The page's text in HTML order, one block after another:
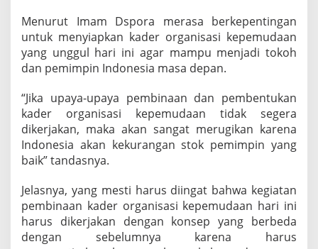
Menurut Imam Dspora merasa berkepentingan
untuk menyiapkan kader organisasi kepemudaan
yang unggul hari ini agar mampu menjadi tokoh
dan pemimpin Indonesia masa depan.
“Jika upaya-upaya pembinaan dan pembentukan
kader organisasi kepemudaan tidak segera
dikerjakan, maka akan sangat merugikan karena
Indonesia akan kekurangan stok pemimpin yang
baik” tandasnya.
Jelasnya, yang mesti harus diingat bahwa kegiatan
pembinaan kader organisasi kepemudaan hari ini
harus dikerjakan dengan konsep yang berbeda
dengan sebelumnya karena harus